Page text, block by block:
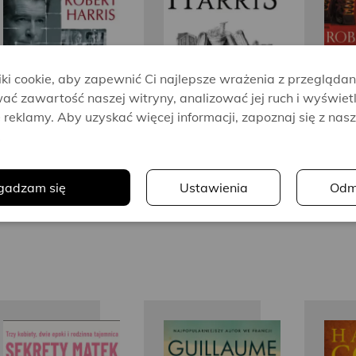
Harris
Harris
Sophie de
Guillaume
cookie, aby zapewnić Ci najlepsze wrażenia z
zawartość naszej witryny, analizować jej ruch i
Aby uzyskać więcej informacji, zapoznaj się z
się Ustawienia